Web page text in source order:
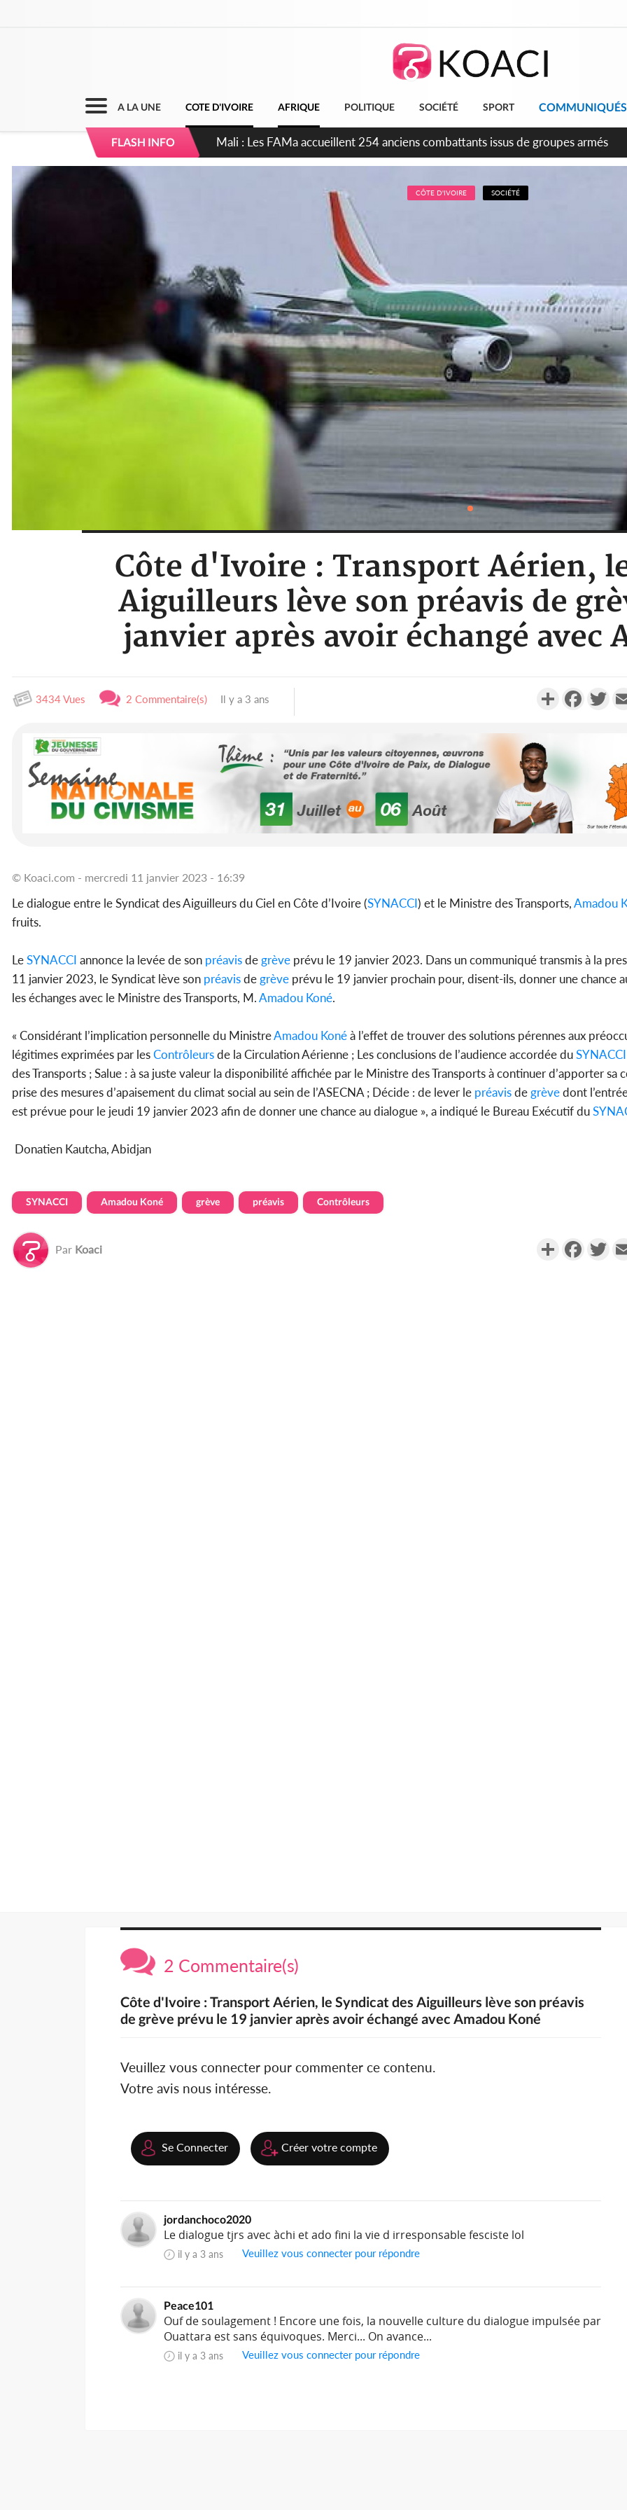
A LA UNE COTE D'IVOIRE AFRIQUE POLITIQUE SOCIÉTÉ SPORT COMMUNIQUÉS
FLASH INFO Côte d'Ivoire : Election FIF, le frère de feu Sidy Diallo se lance dans la course
CÔTE D'IVOIRE SOCIÉTÉ
Côte d'Ivoire : Transport Aérien,
Aiguilleurs lève son préavis de
janvier après avoir échangé avec
3434 Vues 2 Commentaire(s) Il y a 3 ans Partager
© Koaci.com - mercredi 11 janvier 2023 - 16:39
Le dialogue entre le Syndicat des Aiguilleurs du Ciel en Côte d’Ivoire (SYNACCI) et le Ministre des Transports,Amadou
fruits.
LeSYNACCI annonce la levée de son préavisde grève prévu le 19 janvier 2023. Dans un communiqué transmis à la
11 janvier 2023, le Syndicat lève son préavisde grève prévu le 19 janvier prochain pour, disent-ils, donner une chance
les échanges avec le Ministre des Transports, M.Amadou Koné.
« Considérant l’implication personnelle du MinistreAmadou Konéà l’effet de trouver des solutions pérennes aux
légitimes exprimées par lesContrôleursde la Circulation Aérienne ; Les conclusions de l’audience accordée duSYNACCI
des Transports ; Salue : à sa juste valeur la disponibilité affichée par le Ministre des Transports à continuer d’apporter sa
prise des mesures d’apaisement du climat social au sein de l’ASECNA ; Décide : de lever le préavisde grèvedont
est prévue pour le jeudi 19 janvier 2023 afin de donner une chance au dialogue », a indiqué le Bureau Exécutif du
Donatien Kautcha, Abidjan
SYNACCI Amadou Koné grève préavis Contrôleurs
Par Koaci Partager
Côte
des 100
le
tragiques
des
2 Commentaire(s)
Côte d'Ivoire : Transport Aérien, le Syndicat des Aiguilleurs lève son préavis
de grève prévu le 19 janvier après avoir échangé avec Amadou Koné
Veuillez vous connecter pour commenter ce contenu.
Votre avis nous intéresse.
Se Connecter Créer votre compte
jordanchoco2020
Le dialogue tjrs avec àchi et ado fini la vie d irresponsable fesciste lol
il y a 3 ans Veuillez vous connecter pour répondre
Peace101
Ouf de soulagement ! Encore une fois, la nouvelle culture du dialogue impulsée par
Ouattara est sans équivoques. Merci... On avance...
il y a 3 ans Veuillez vous connecter pour répondre